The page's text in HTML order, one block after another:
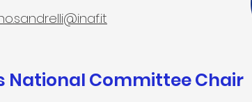
National Committee Chair